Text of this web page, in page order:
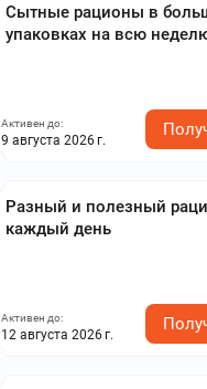
Сытные рационы в
упаковках на всю
Активен до:
9 августа 2026 г.
Разный и полезный
каждый день
Активен до:
12 августа 2026 г.